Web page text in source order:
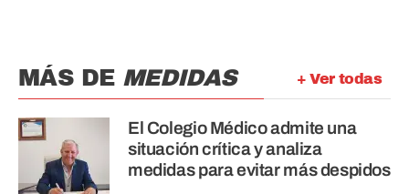
+ Ver todas
MÁS DE MEDIDAS
El Colegio Médico admite una
situación crítica y analiza
medidas para evitar más despidos